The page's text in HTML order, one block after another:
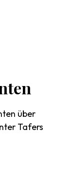
über
Tafers